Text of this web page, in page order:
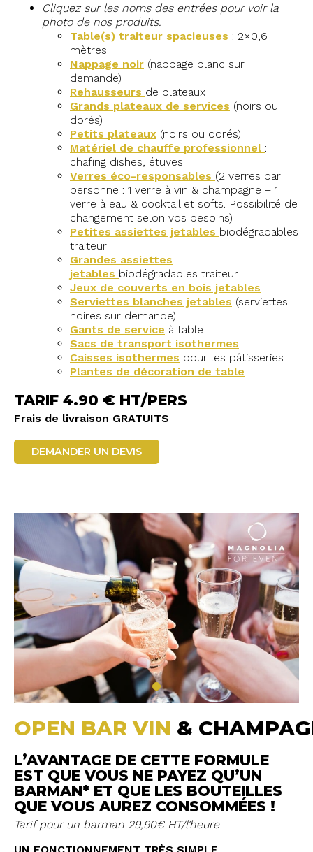
Cliquez sur les noms des entrées pour voir la
photo de nos produits.
Table(s) traiteur spacieuses : 2×0,6
mètres
Nappage noir (nappage blanc sur
demande)
Rehausseurs de plateaux
Grands plateaux de services (noirs ou
dorés)
Petits plateaux (noirs ou dorés)
Matériel de chauffe professionnel :
chafing dishes, étuves
Verres éco-responsables (2 verres par
personne : 1 verre à vin & champagne + 1
verre à eau & cocktail et softs. Possibilité de
changement selon vos besoins)
Petites assiettes jetables biodégradables
traiteur
Grandes assiettes
jetables biodégradables traiteur
Jeux de couverts en bois jetables
Serviettes blanches jetables (serviettes
noires sur demande)
Gants de service à table
Sacs de transport isothermes
Caisses isothermes pour les pâtisseries
Plantes de décoration de table
TARIF 4.90 € HT/PERS
Frais de livraison GRATUITS
DEMANDER UN DEVIS
OPEN BAR VIN &
L’AVANTAGE DE CETTE FORMULE
EST QUE VOUS NE PAYEZ QU’UN
BARMAN* ET QUE LES BOUTEILLES
QUE VOUS AUREZ CONSOMMÉES !
Tarif pour un barman 29,90€ HT/l’heure
UN FONCTIONNEMENT TRÈS SIMPLE